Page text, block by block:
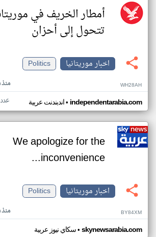
أمطار الخريف في
تتحول إلى أحزان
اخبار موريتانيا
Politics
WH28AH
اندبندنت عربية• independentarabia.com عدد
We apologize for the
inconvenience...
اخبار موريتانيا
Politics
BY84XM
سكاي نيوز عربية• skynewsarabia.com